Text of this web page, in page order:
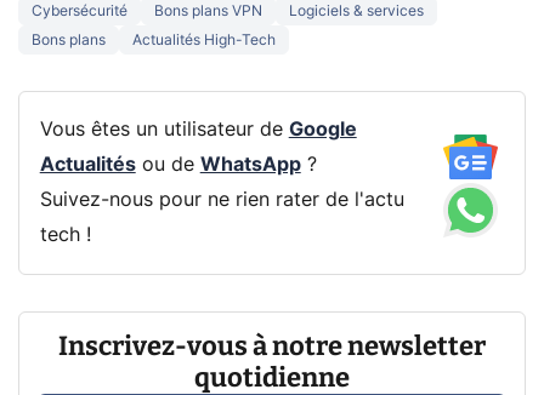
Cybersécurité Bons plans VPN
Logiciels & services
Bons plans
Actualités High-Tech
Vous êtes un utilisateur de Google
Actualitésou de WhatsApp?
Suivez-nous pour ne rien rater de l'actu
tech !
Inscrivez-vous à notre newsletter
quotidienne